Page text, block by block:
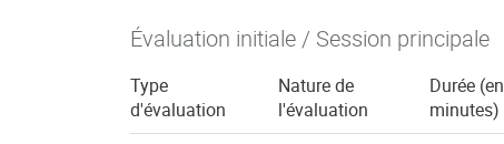
Évaluation initiale / Session principale
Type
d'évaluation
Nature de
l'évaluation
Durée (en
minutes)